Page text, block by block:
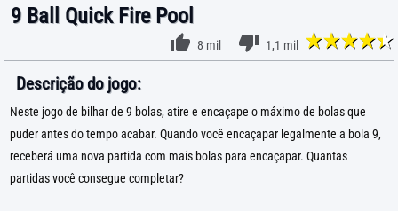
9 Ball Quick Fire Pool
8 mil 1,1 mil
Descrição do jogo:
Neste jogo de bilhar de 9 bolas, atire e encaçape o máximo de bolas que
puder antes do tempo acabar. Quando você encaçapar legalmente a bola 9,
receberá uma nova partida com mais bolas para encaçapar. Quantas
partidas você consegue completar?